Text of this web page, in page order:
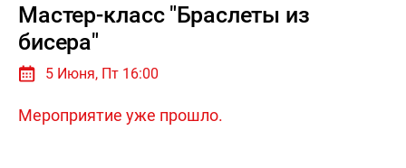
Мастер-класс "Браслеты из
бисера"
5 Июня, Пт 16:00
Мероприятие уже прошло.